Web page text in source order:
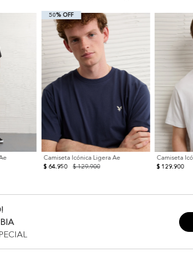
50% OFF
Camiseta Icónica Ligera Ae
$ 129.900
$ 64.950
Camiseta
$ 129.900